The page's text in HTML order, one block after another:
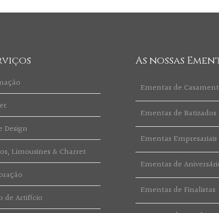
Design
Limousines & Charret
de Artifício
As nossas
Ementas de
Ementas de Batizados
Ementas Empresariais
Ementas de
Ementas de Finalistas